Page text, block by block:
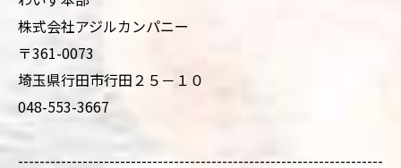
株式会社アジルカンパニー
〒361-0073
埼玉県行田市行田２５－１０
048-553-3667
--------------------------------------------------------------------